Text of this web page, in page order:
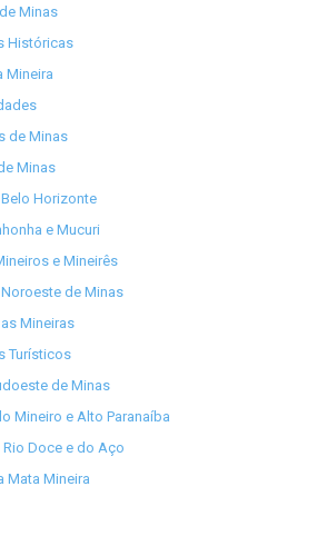
Minas
Históricas
Mineira
de Minas
Minas
Horizonte
e Mucuri
e Mineirês
de Minas
Mineiras
Turísticos
de Minas
Mineiro e Alto Paranaíba
Rio Doce e do Aço
Mata Mineira